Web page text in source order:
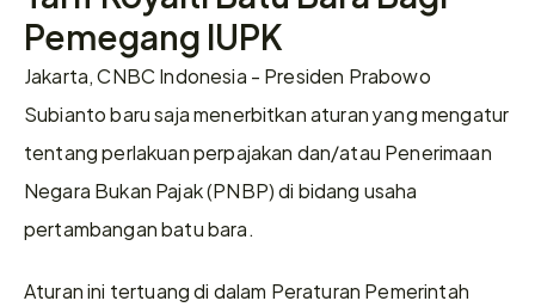
Pemegang IUPK
Jakarta, CNBC Indonesia - Presiden Prabowo
Subianto baru saja menerbitkan aturan yang mengatur
tentang perlakuan perpajakan dan/atau Penerimaan
Negara Bukan Pajak (PNBP) di bidang usaha
pertambangan batu bara.
Aturan ini tertuang di dalam Peraturan Pemerintah